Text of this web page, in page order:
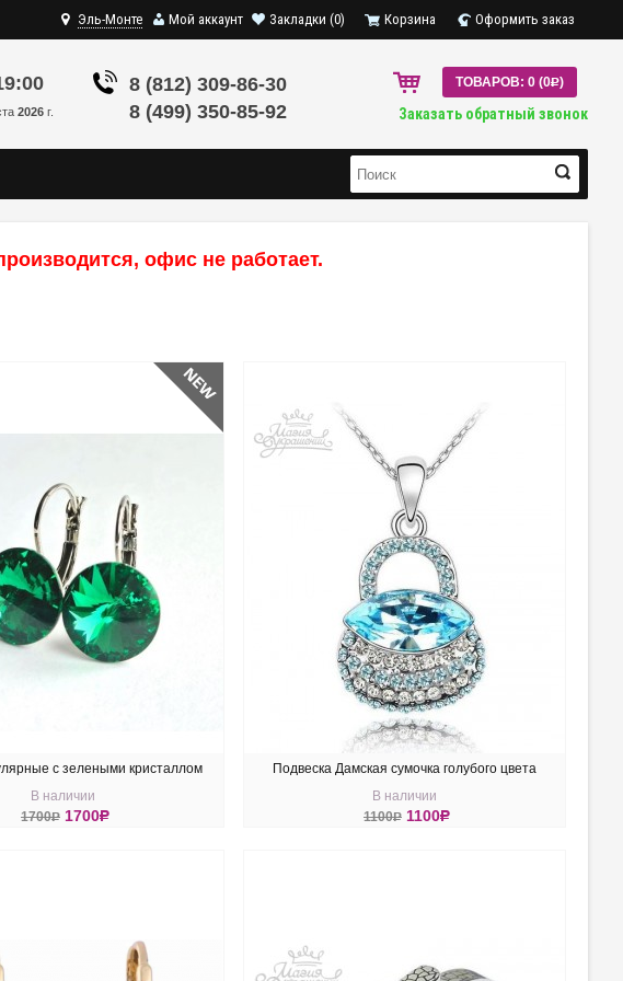
Мой аккаунт Закладки (0) Корзина Оформить заказ
Эль-Монте
2026 г.
8 (812) 309-86-30
8 (499) 350-85-92
ТОВАРОВ: 0 (0R)
Заказать обратный звонок
офис не работает.
с зелеными кристаллом
Majestic Green
В наличии
1700R 1700R
Подвеска Дамская сумочка голубого цвета
В наличии
1100R 1100R